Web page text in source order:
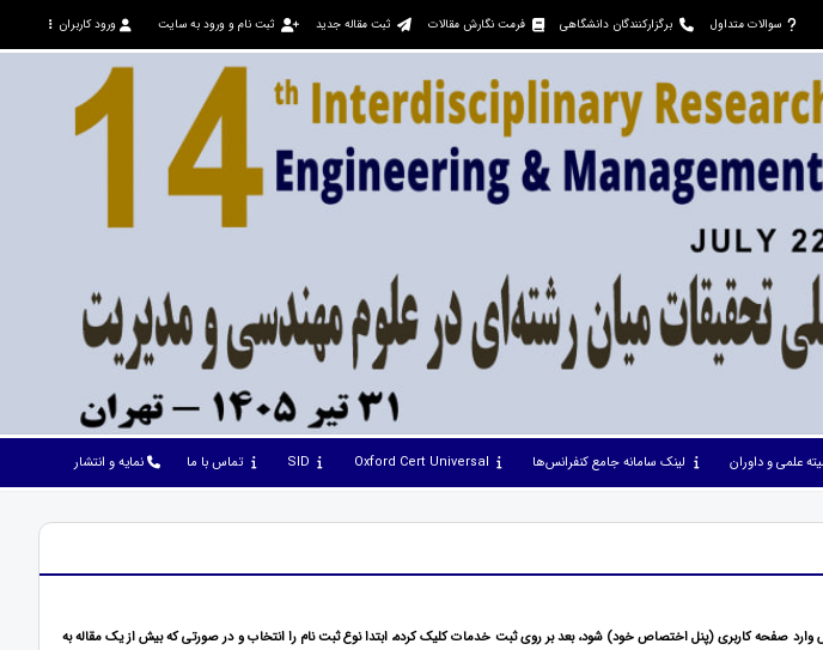
سوالات متداول برگزارکنندگان دانشگاهی فرمت نگارش مقالات ثبت مقاله جدید ثبت نام و ورود به سایت ورود کاربران
علمی و داوران لینک سامانه جامع کنفرانس‌ها Oxford Cert Universal
SID تماس با ما نمایه و انتشار
وارد صفحه کاربری (پنل اختصاص خود) شود، بعد بر روی ثبت خدمات کلیک کرده، ابتدا نوع ثبت نام را انتخاب و در صورتی که بیش از یک مقاله به